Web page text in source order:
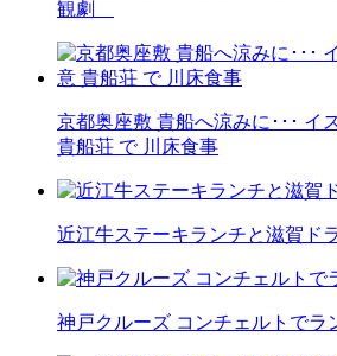
観劇
京都奥座敷 貴船へ涼みに･･･ イ
貴船荘 で 川床食事
近江牛ステーキランチと滋賀ド
神戸クルーズ コンチェルトでラ